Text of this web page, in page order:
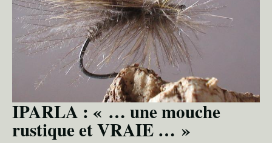
IPARLA : « … une mouche
rustique et VRAIE … »